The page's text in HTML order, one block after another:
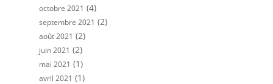
octobre 2021 (4)
septembre 2021 (2)
août 2021 (2)
juin 2021 (2)
mai 2021 (1)
avril 2021 (1)